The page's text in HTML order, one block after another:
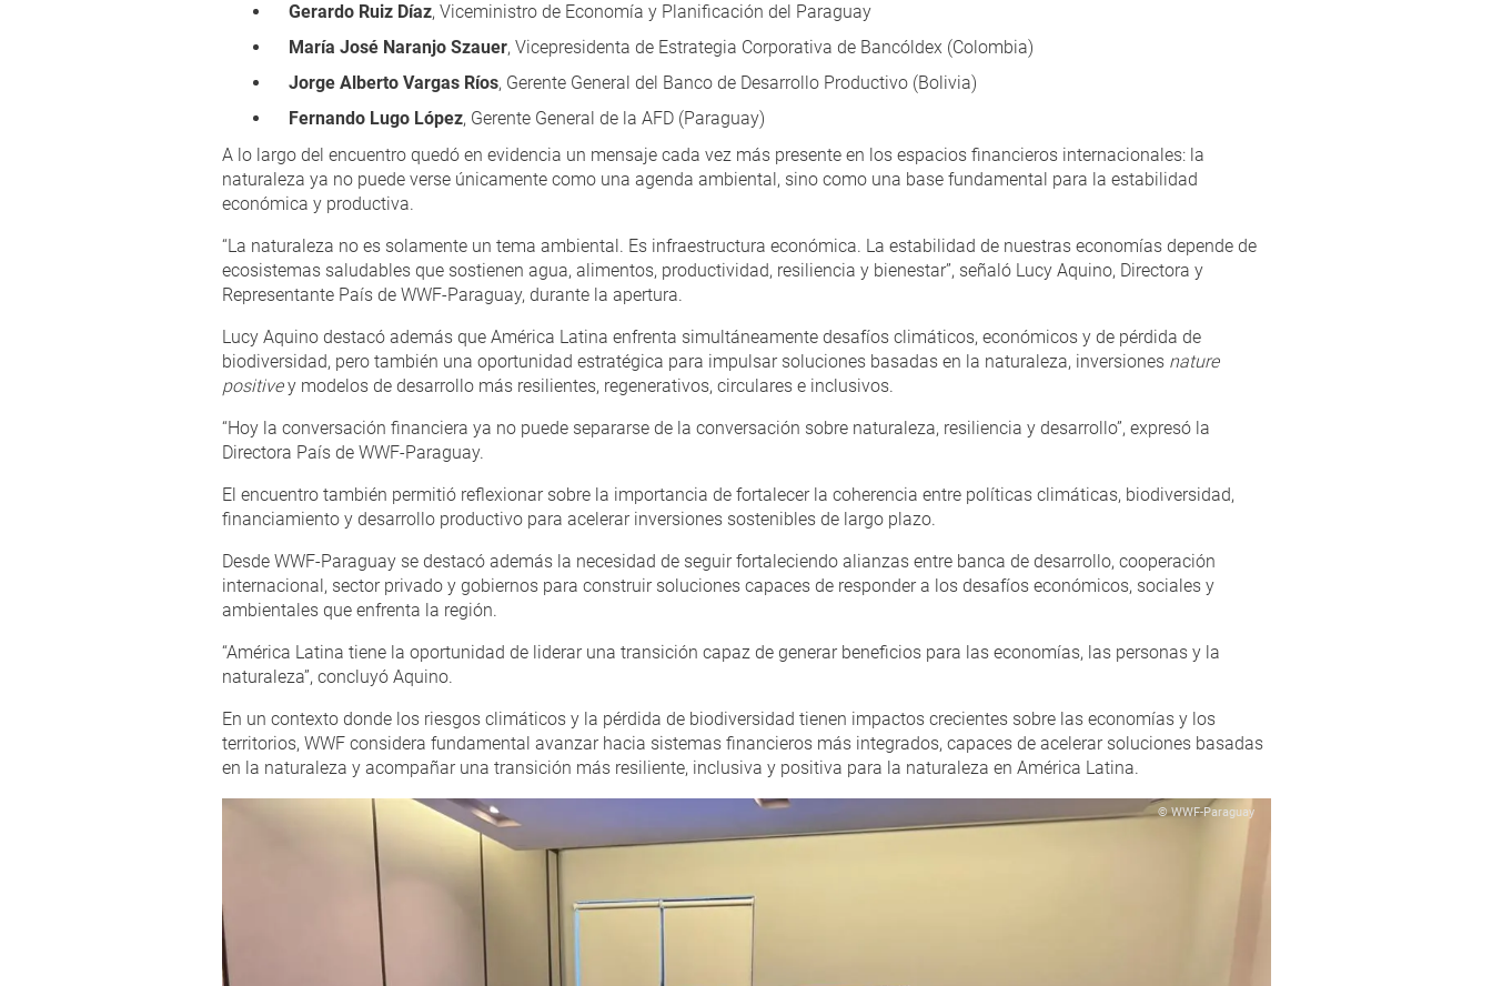
Gerardo Ruiz Díaz, Viceministro de Economía y Planificación del Paraguay
María José Naranjo Szauer, Vicepresidenta de Estrategia Corporativa de Bancóldex (Colombia)
Jorge Alberto Vargas Ríos, Gerente General del Banco de Desarrollo Productivo (Bolivia)
Fernando Lugo López, Gerente General de la AFD (Paraguay)
A lo largo del encuentro quedó en evidencia un mensaje cada vez más presente en los espacios financieros internacionales: la
naturaleza ya no puede verse únicamente como una agenda ambiental, sino como una base fundamental para la estabilidad
económica y productiva.
“La naturaleza no es solamente un tema ambiental. Es infraestructura económica. La estabilidad de nuestras economías depende de
ecosistemas saludables que sostienen agua, alimentos, productividad, resiliencia y bienestar”, señaló Lucy Aquino, Directora y
Representante País de WWF-Paraguay, durante la apertura.
Lucy Aquino destacó además que América Latina enfrenta simultáneamente desafíos climáticos, económicos y de pérdida de
biodiversidad, pero también una oportunidad estratégica para impulsar soluciones basadas en la naturaleza, inversiones nature
positivey modelos de desarrollo más resilientes, regenerativos, circulares e inclusivos.
“Hoy la conversación financiera ya no puede separarse de la conversación sobre naturaleza, resiliencia y desarrollo”, expresó la
Directora País de WWF-Paraguay.
El encuentro también permitió reflexionar sobre la importancia de fortalecer la coherencia entre políticas climáticas, biodiversidad,
financiamiento y desarrollo productivo para acelerar inversiones sostenibles de largo plazo.
Desde WWF-Paraguay se destacó además la necesidad de seguir fortaleciendo alianzas entre banca de desarrollo, cooperación
internacional, sector privado y gobiernos para construir soluciones capaces de responder a los desafíos económicos, sociales y
ambientales que enfrenta la región.
“América Latina tiene la oportunidad de liderar una transición capaz de generar beneficios para las economías, las personas y la
naturaleza”, concluyó Aquino.
En un contexto donde los riesgos climáticos y la pérdida de biodiversidad tienen impactos crecientes sobre las economías y los
territorios, WWF considera fundamental avanzar hacia sistemas financieros más integrados, capaces de acelerar soluciones basadas
en la naturaleza y acompañar una transición más resiliente, inclusiva y positiva para la naturaleza en América Latina.
© WWF-Paraguay